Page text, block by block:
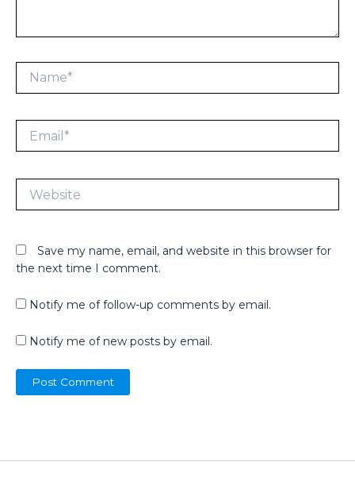
Website
Save my name, email, and website in this browser for
the next time I comment.
Notify me of follow-up comments by email.
Notify me of new posts by email.